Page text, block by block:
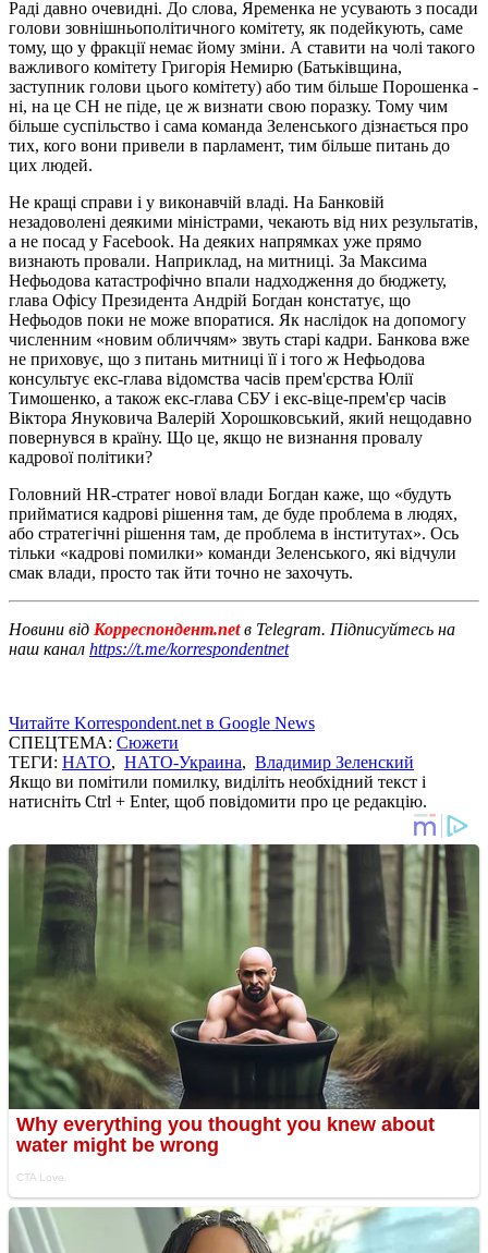
Раді давно очевидні. До слова, Яременка не усувають з посади
голови зовнішньополітичного комітету, як подейкують, саме
тому, що у фракції немає йому зміни. А ставити на чолі такого
важливого комітету Григорія Немирю (Батьківщина,
заступник голови цього комітету) або тим більше Порошенка -
ні, на це СН не піде, це ж визнати свою поразку. Тому чим
більше суспільство і сама команда Зеленського дізнається про
тих, кого вони привели в парламент, тим більше питань до
цих людей.
Не кращі справи і у виконавчій владі. На Банковій
незадоволені деякими міністрами, чекають від них результатів,
а не посад у Facebook. На деяких напрямках уже прямо
визнають провали. Наприклад, на митниці. За Максима
Нефьодова катастрофічно впали надходження до бюджету,
глава Офісу Президента Андрій Богдан констатує, що
Нефьодов поки не може впоратися. Як наслідок на допомогу
численним «новим обличчям» звуть старі кадри. Банкова вже
не приховує, що з питань митниці її і того ж Нефьодова
консультує екс-глава відомства часів прем'єрства Юлії
Тимошенко, а також екс-глава СБУ і екс-віце-прем'єр часів
Віктора Януковича Валерій Хорошковський, який нещодавно
повернувся в країну. Що це, якщо не визнання провалу
кадрової політики?
Головний HR-стратег нової влади Богдан каже, що «будуть
прийматися кадрові рішення там, де буде проблема в людях,
або стратегічні рішення там, де проблема в інститутах». Ось
тільки «кадрові помилки» команди Зеленського, які відчули
смак влади, просто так йти точно не захочуть.
Новини від Корреспондент.netв Telegram. Підписуйтесь на
наш канал https://t.me/korrespondentnet
Читайте Korrespondent.net в Google News
СПЕЦТЕМА: Сюжети
ТЕГИ: НАТО, НАТО-Украина, Владимир Зеленский
Якщо ви помітили помилку, виділіть необхідний текст і
натисніть Ctrl + Enter, щоб повідомити про це редакцію.